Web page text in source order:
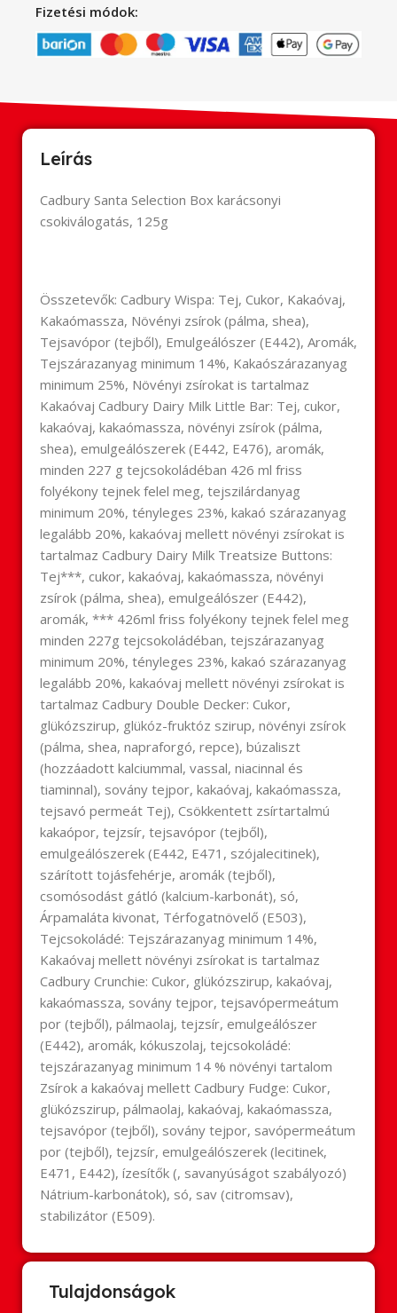
Fizetési módok:
Leírás
Cadbury Santa Selection Box karácsonyi
csokiválogatás, 125g
Összetevők: Cadbury Wispa: Tej, Cukor, Kakaóvaj,
Kakaómassza, Növényi zsírok (pálma, shea),
Tejsavópor (tejből), Emulgeálószer (E442), Aromák,
Tejszárazanyag minimum 14%, Kakaószárazanyag
minimum 25%, Növényi zsírokat is tartalmaz
Kakaóvaj Cadbury Dairy Milk Little Bar: Tej, cukor,
kakaóvaj, kakaómassza, növényi zsírok (pálma,
shea), emulgeálószerek (E442, E476), aromák,
minden 227 g tejcsokoládéban 426 ml friss
folyékony tejnek felel meg, tejszilárdanyag
minimum 20%, tényleges 23%, kakaó szárazanyag
legalább 20%, kakaóvaj mellett növényi zsírokat is
tartalmaz Cadbury Dairy Milk Treatsize Buttons:
Tej***, cukor, kakaóvaj, kakaómassza, növényi
zsírok (pálma, shea), emulgeálószer (E442),
aromák, *** 426ml friss folyékony tejnek felel meg
minden 227g tejcsokoládéban, tejszárazanyag
minimum 20%, tényleges 23%, kakaó szárazanyag
legalább 20%, kakaóvaj mellett növényi zsírokat is
tartalmaz Cadbury Double Decker: Cukor,
glükózszirup, glükóz-fruktóz szirup, növényi zsírok
(pálma, shea, napraforgó, repce), búzaliszt
(hozzáadott kalciummal, vassal, niacinnal és
tiaminnal), sovány tejpor, kakaóvaj, kakaómassza,
tejsavó permeát Tej), Csökkentett zsírtartalmú
kakaópor, tejzsír, tejsavópor (tejből),
emulgeálószerek (E442, E471, szójalecitinek),
szárított tojásfehérje, aromák (tejből),
csomósodást gátló (kalcium-karbonát), só,
Árpamaláta kivonat, Térfogatnövelő (E503),
Tejcsokoládé: Tejszárazanyag minimum 14%,
Kakaóvaj mellett növényi zsírokat is tartalmaz
Cadbury Crunchie: Cukor, glükózszirup, kakaóvaj,
kakaómassza, sovány tejpor, tejsavópermeátum
por (tejből), pálmaolaj, tejzsír, emulgeálószer
(E442), aromák, kókuszolaj, tejcsokoládé:
tejszárazanyag minimum 14 % növényi tartalom
Zsírok a kakaóvaj mellett Cadbury Fudge: Cukor,
glükózszirup, pálmaolaj, kakaóvaj, kakaómassza,
tejsavópor (tejből), sovány tejpor, savópermeátum
por (tejből), tejzsír, emulgeálószerek (lecitinek,
E471, E442), ízesítők (, savanyúságot szabályozó)
Nátrium-karbonátok), só, sav (citromsav),
stabilizátor (E509).
Tulajdonságok